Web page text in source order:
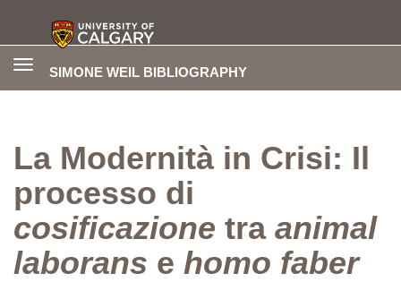
SIMONE WEIL BIBLIOGRAPHY
Toggle
La Modernità in Crisi: Il
processo di
cosificazione tra animal
laborans e homo faber